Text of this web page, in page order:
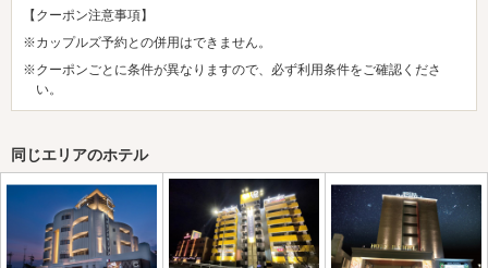
【クーポン注意事項】
※カップルズ予約との併用はできません。
※クーポンごとに条件が異なりますので、必ず利用条件をご確認くださ
い。
同じエリアのホテル